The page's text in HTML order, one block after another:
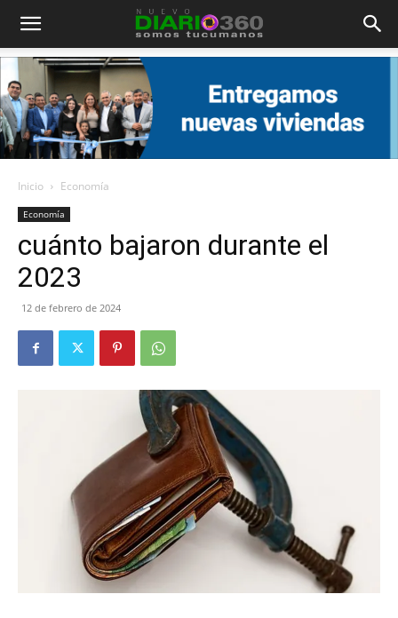
Diario
360
Inicio Economía
Economía
cuánto bajaron durante el
2023
12 de febrero de 2024